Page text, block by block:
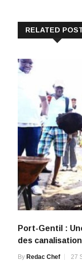
RELATED
Port-Gentil :
des
By Redac Chef 27